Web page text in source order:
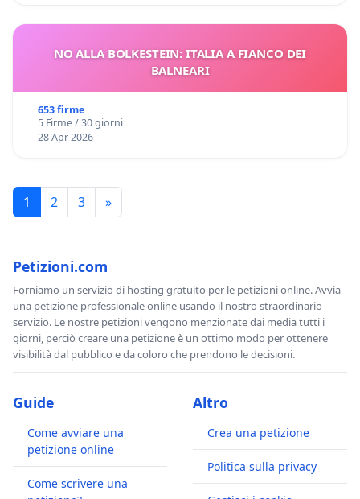
NO ALLA BOLKESTEIN: ITALIA A FIANCO DEI
BALNEARI
653 firme
5 Firme / 30 giorni
28 Apr 2026
1 2 3 »
Petizioni.com
Forniamo un servizio di hosting gratuito per le petizioni online. Avvia
una petizione professionale online usando il nostro straordinario
servizio. Le nostre petizioni vengono menzionate dai media tutti i
giorni, perciò creare una petizione è un ottimo modo per ottenere
visibilità dal pubblico e da coloro che prendono le decisioni.
Guide
Come avviare una
petizione online
Come scrivere una
Altro
Crea una petizione
Politica sulla privacy